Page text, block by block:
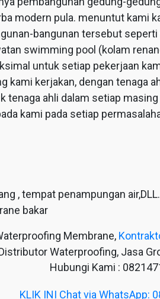
modern pula. menuntut kami
bangunan tersebut
swimming pool (kolam
untuk setiap pekerjaan
kami kerjakan, dengan tenaga
tenaga ahli dalam setiap
kami pada setiap
, tempat penampungan air,DLL.
bakar
Membrane,
Waterproofing, Jasa
Hubungi Kami :
KLIK INI Chat via WhatsApp: